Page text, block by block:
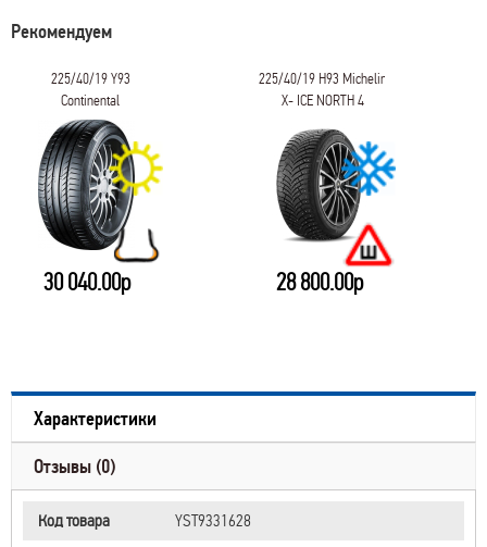
Рекомендуем
225/40/19 Y93
Continental
CONTISPORTCONTACT 5
30 040.00р
225/40/19 H93 Michelin
X- ICE NORTH 4
28 800.00р
Характеристики
Отзывы (0)
Код товара YST9331628